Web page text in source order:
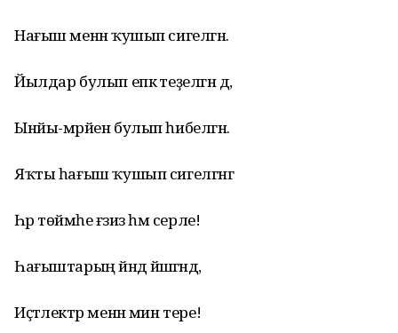
Нағыш менән ҡушып сигелгән.
Йылдар булып епкә теҙелгән дә,
Ынйы-мәрйен булып һибелгән.
Яҡты һағыш ҡушып сигелгәнгә
Һәр төймәһе ғәзиз һәм серле!
Һағыштарың йәндә йәшәгәндә,
Иҫтәлектәр менән мин тере!